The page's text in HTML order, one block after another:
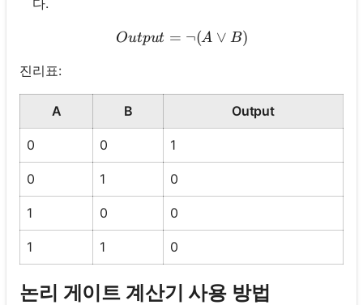
다.
Output = \neg (A \lor B)
Output = ¬(A ∨ B)
진리표:
A B Output
0 0 1
0 1 0
1 0 0
1 1 0
논리 게이트 계산기 사용 방법